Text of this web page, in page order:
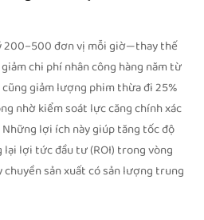
200–500 đơn vị mỗi giờ—thay thế
chi phí nhân công hàng năm từ
giảm lượng phim thừa đi 25%
nhờ kiểm soát lực căng chính xác
lợi ích này giúp tăng tốc độ
lợi tức đầu tư (ROI) trong vòng
chuyền sản xuất có sản lượng trung